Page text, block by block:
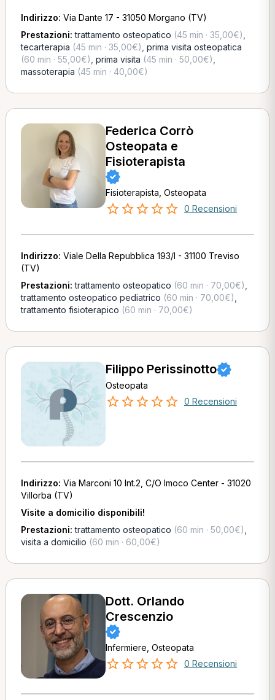
Indirizzo: Via Dante 17 - 31050 Morgano (TV)
Prestazioni:trattamento osteopatico (45 min · 35,00€)
tecarterapia (45 min · 35,00€) prima visita osteopatica
(60 min · 55,00€) prima visita (45 min · 50,00€)
massoterapia (45 min · 40,00€)
Federica Corrò
Osteopata e
Fisioterapista
Fisioterapista, Osteopata
0 Recensioni
Indirizzo: Viale Della Repubblica 193/I - 31100 Treviso
(TV)
Prestazioni:trattamento osteopatico (60 min · 70,00€)
trattamento osteopatico pediatrico (60 min · 70,00€)
trattamento fisioterapico (60 min · 70,00€)
Filippo Perissinotto
Osteopata
0 Recensioni
Indirizzo: Via Marconi 10 Int.2, C/O Imoco Center - 31020
Villorba (TV)
Visite a domicilio disponibili!
Prestazioni:trattamento osteopatico (60 min · 50,00€)
visita a domicilio (60 min · 60,00€)
Dott. Orlando
Crescenzio
Infermiere, Osteopata
0 Recensioni